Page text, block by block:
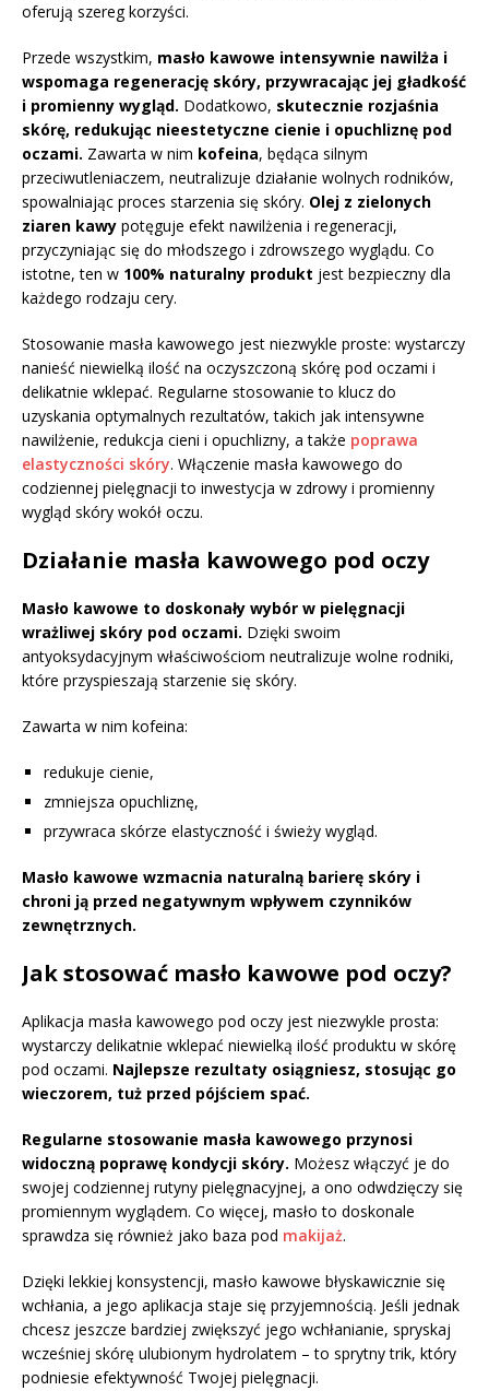
oferują szereg korzyści.
Przede wszystkim, masło kawowe intensywnie nawilża i
wspomaga regenerację skóry, przywracając jej gładkość
i promienny wygląd. Dodatkowo, skutecznie rozjaśnia
skórę, redukując nieestetyczne cienie i opuchliznę pod
oczami. Zawarta w nim kofeina, będąca silnym
przeciwutleniaczem, neutralizuje działanie wolnych rodników,
spowalniając proces starzenia się skóry. Olej z zielonych
ziaren kawy potęguje efekt nawilżenia i regeneracji,
przyczyniając się do młodszego i zdrowszego wyglądu. Co
istotne, ten w 100% naturalny produkt jest bezpieczny dla
każdego rodzaju cery.
Stosowanie masła kawowego jest niezwykle proste: wystarczy
nanieść niewielką ilość na oczyszczoną skórę pod oczami i
delikatnie wklepać. Regularne stosowanie to klucz do
uzyskania optymalnych rezultatów, takich jak intensywne
nawilżenie, redukcja cieni i opuchlizny, a także poprawa
elastyczności skóry. Włączenie masła kawowego do
codziennej pielęgnacji to inwestycja w zdrowy i promienny
wygląd skóry wokół oczu.
Działanie masła kawowego pod oczy
Masło kawowe to doskonały wybór w pielęgnacji
wrażliwej skóry pod oczami. Dzięki swoim
antyoksydacyjnym właściwościom neutralizuje wolne rodniki,
które przyspieszają starzenie się skóry.
Zawarta w nim kofeina:
redukuje cienie,
zmniejsza opuchliznę,
przywraca skórze elastyczność i świeży wygląd.
Masło kawowe wzmacnia naturalną barierę skóry i
chroni ją przed negatywnym wpływem czynników
zewnętrznych.
Jak stosować masło kawowe pod oczy?
Aplikacja masła kawowego pod oczy jest niezwykle prosta:
wystarczy delikatnie wklepać niewielką ilość produktu w skórę
pod oczami. Najlepsze rezultaty osiągniesz, stosując go
wieczorem, tuż przed pójściem spać.
Regularne stosowanie masła kawowego przynosi
widoczną poprawę kondycji skóry. Możesz włączyć je do
swojej codziennej rutyny pielęgnacyjnej, a ono odwdzięczy się
promiennym wyglądem. Co więcej, masło to doskonale
sprawdza się również jako baza pod makijaż.
Dzięki lekkiej konsystencji, masło kawowe błyskawicznie się
wchłania, a jego aplikacja staje się przyjemnością. Jeśli jednak
chcesz jeszcze bardziej zwiększyć jego wchłanianie, spryskaj
wcześniej skórę ulubionym hydrolatem – to sprytny trik, który
podniesie efektywność Twojej pielęgnacji.